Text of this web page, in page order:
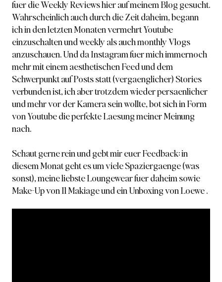
fuer dieWeekly Reviewshier auf meinem Blog gesucht.
Wahrscheinlich auch durch die Zeit daheim, begann
ich in den letzten Monaten vermehrt Youtube
einzuschalten und weekly als auch monthly Vlogs
anzuschauen. Und da Instagram fuer mich immernoch
mehr mit einem aesthetischen Feed und dem
Schwerpunkt auf Posts statt (vergaenglicher) Stories
verbunden ist, ich aber trotzdem wieder persaenlicher
und mehr vor der Kamera sein wollte, bot sich in Form
von Youtube die perfekte Laesung meiner Meinung
nach.
Schaut gerne rein und gebt mir euer Feedback:in
diesem Monatgeht es um viele Spaziergaenge (was
sonst), meine liebste Loungewear fuer daheim sowie
Make-Up von Il Makiage und ein Unboxing von Loewe .